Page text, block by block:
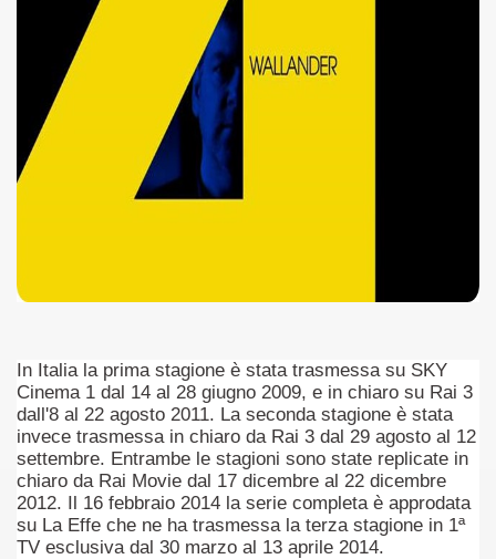
In Italia la prima stagione è stata trasmessa su SKY
Cinema 1 dal 14 al 28 giugno 2009, e in chiaro su Rai 3
dall'8 al 22 agosto 2011. La seconda stagione è stata
invece trasmessa in chiaro da Rai 3 dal 29 agosto al 12
settembre. Entrambe le stagioni sono state replicate in
chiaro da Rai Movie dal 17 dicembre al 22 dicembre
2012. Il 16 febbraio 2014 la serie completa è approdata
su La Effe che ne ha trasmessa la terza stagione in 1ª
TV esclusiva dal 30 marzo al 13 aprile 2014.
di vendite, Il cacciatore di aquiloni.
di Jeffery Deaver dedicato al criminologo tetraplegico
atipico, un viaggio interiore di Isabel Allende
di maggior successo al mondo.
psicopatico assoldato dal potere per poter incastrare
Se Ti Piacciono nel mese di Maggio 2013.
e nel sogno di dominio della camorra.
40 milioni di insetti appositamente allevati.
nella cultura contemporanea.
Dark Secret – Rhapsody of Fire.